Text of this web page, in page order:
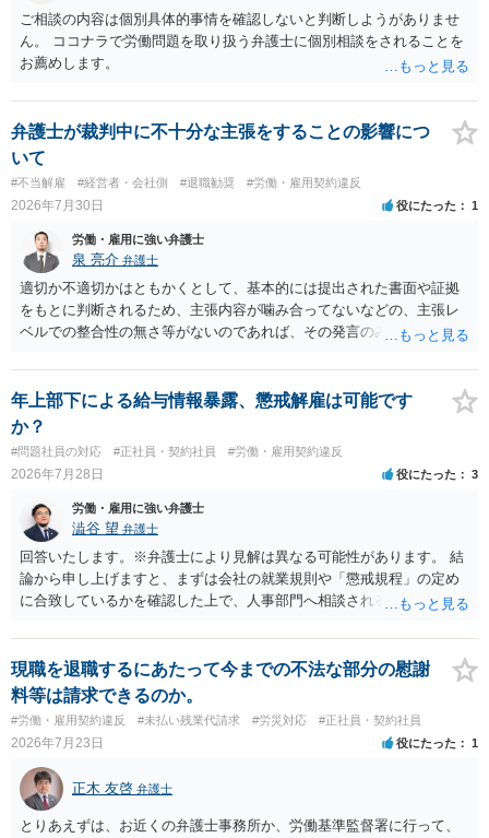
す。 争点は、契約類型が雇用か業務委託か、実態として労働者性があ
るか、解除事由が双方にどう定められているか、違約金の算定根拠が
合理的か、という複数論点に分かれます。契約前なら、交渉のパワー
コストを抑えやすいので、資料等を持参の上弁護士に確認されること
をお勧めします。 ・事務所側の解除でも、解除理由によってはタレン
ト側に損害賠償が発生する建付けになっていることはあります。ただ
し、事務所側が一方的に解除したのにタレントへ違約金を課す設計
は、合理性や対価性を欠くとして争いやすいです。逆に、タレント側
の重大な契約違反がある場合は、実損害の範囲で請求される可能性は
あります。
ご相談の内容は個別具体的事情を確認しないと判断しようがありませ
ん。 ココナラで労働問題を取り扱う弁護士に個別相談をされることを
お薦めします。
弁護士が裁判中に不十分な主張をすることの影響につ
いて
#不当解雇 #経営者・会社側 #退職勧奨 #労働・雇用契約違反
2026年7月30日 役にたった 1
労働・雇用に強い弁護士
泉 亮介 弁護士
適切か不適切かはともかくとして、基本的には提出された書面や証拠
をもとに判断されるため、主張内容が噛み合ってないなどの、主張レ
ベルでの整合性の無さ等がないのであれば、その発言のみで大きく不
年上部下による給与情報暴露、懲戒解雇は可能です
か？
#問題社員の対応 #正社員・契約社員 #労働・雇用契約違反
2026年7月28日 役にたった 3
労働・雇用に強い弁護士
澁谷 望 弁護士
回答いたします。※弁護士により見解は異なる可能性があります。 結
論から申し上げますと、まずは会社の就業規則や「懲戒規程」の定め
に合致しているかを確認した上で、人事部門へ相談されることが最優
ものの、重い懲戒処分の対象には十分なり得ます。 名誉や評価の回復
については、会社側に「部下の不正行為による情報漏洩」と正式に認
定させ、誤認した他部署への適切なフォローや周知を求めるのが有効
です。 あるいは、懲戒があったことを社内で周知される手続があるの
ならば、それにより軽微ながら回復はできるかもしれません。 さらに
個人としても、相手に対してプライバシー侵害等に基づく損害賠償
（慰謝料）を請求する選択肢がありえます（ただし、金額は多額にな
らない可能性があります。）。
現職を退職するにあたって今までの不法な部分の慰謝
料等は請求できるのか。
#労働・雇用契約違反 #未払い残業代請求 #労災対応 #正社員・契約社員
2026年7月23日 役にたった 1
正木 友啓 弁護士
とりあえずは、お近くの弁護士事務所か、労働基準監督署に行って、